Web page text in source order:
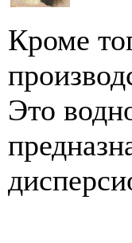
Кроме
Это